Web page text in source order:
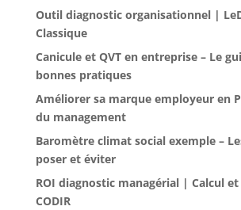
Outil diagnostic organisationnel |
Classique
Canicule et QVT en entreprise – Le
bonnes pratiques
Améliorer sa marque employeur en
du management
Baromètre climat social exemple –
poser et éviter
ROI diagnostic managérial | Calcul
CODIR